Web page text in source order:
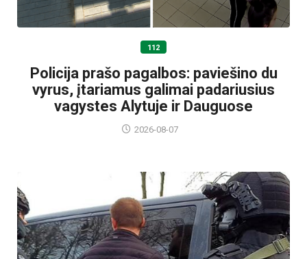
112
Policija prašo pagalbos: paviešino du
vyrus, įtariamus galimai padariusius
vagystes Alytuje ir Dauguose
2026-08-07